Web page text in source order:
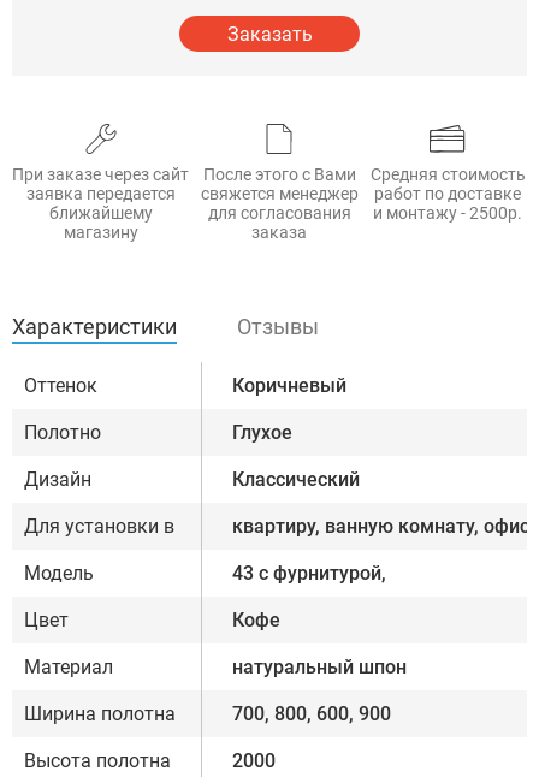
Заказать
При заказе через сайт
заявка передается
ближайшему
магазину
После этого с Вами
свяжется менеджер
для согласования
заказа
Средняя стоимость
работ по доставке
и монтажу - 2500р.
Характеристики Отзывы
Оттенок Коричневый
Полотно Глухое
Дизайн Классический
Для установки в квартиру, ванную комнату, офис
Модель 43 с фурнитурой,
Цвет Кофе
Материал натуральный шпон
Ширина полотна 700, 800, 600, 900
Высота полотна 2000